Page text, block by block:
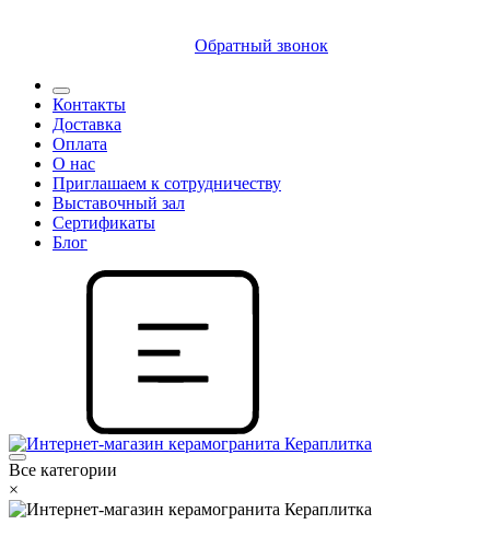
Обратный звонок
Контакты
Доставка
Оплата
О нас
Приглашаем к сотрудничеству
Выставочный зал
Сертификаты
Блог
Все категории
×